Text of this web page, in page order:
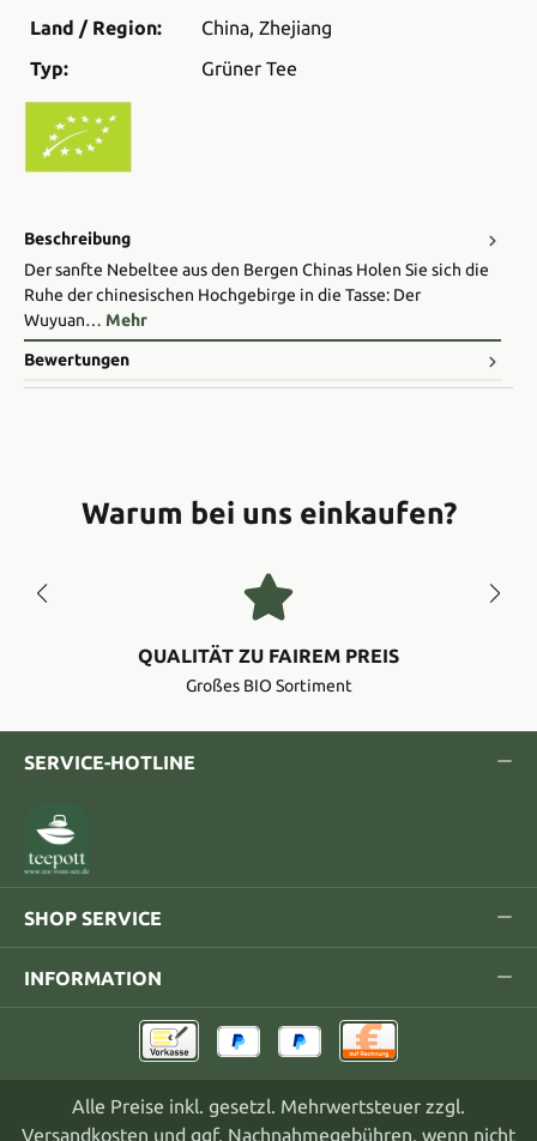
Land / Region:
China, Zhejiang
Typ:
Grüner Tee
Beschreibung
Der sanfte Nebeltee aus den Bergen Chinas Holen Sie sich die
Ruhe der chinesischen Hochgebirge in die Tasse: Der
Wuyuan… Mehr
Bewertungen
Warum bei uns einkaufen?
QUALITÄT ZU FAIREM PREIS
Großes BIO Sortiment
SERVICE-HOTLINE
SHOP SERVICE
INFORMATION
Alle Preise inkl. gesetzl. Mehrwertsteuer zzgl.
Versandkosten und ggf. Nachnahmegebühren, wenn nicht